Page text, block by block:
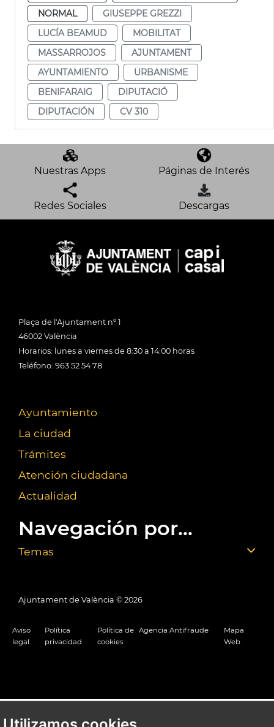
NORMAL
GIUSEPPE GREZZI
LUCÍA BEAMUD
MOBILITAT
MASSARROJOS
AJUNTAMENT
AYUNTAMIENTO
URBANISME
BENIFARAIG
DIPUTACIÓ
DIPUTACIÓN
CV 310
Nuestras Apps Páginas de Interés
Redes Sociales Descargas
Plaça de l'Ajuntament nº 1
46002 València
Horarios: lunes a viernes de 8:30 a 14:00 horas
Teléfono: 963 52 54 78
Ayuntamiento
La ciudad
Trámites
Atención ciudadana
Actualidad
Navegación por...
Temas
Ajuntament de València © 2026
Aviso
legal
Política
privacidad
Política de
cookies
Agencia Antifraude
Mapa
Web